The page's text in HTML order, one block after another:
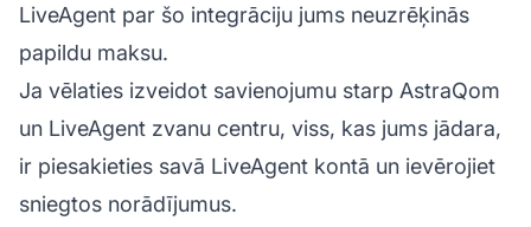
LiveAgent par šo integrāciju jums neuzrēķinās
papildu maksu.
Ja vēlaties izveidot savienojumu starp AstraQom
un LiveAgent zvanu centru, viss, kas jums jādara,
ir piesakieties savā LiveAgent kontā un ievērojiet
sniegtos norādījumus.